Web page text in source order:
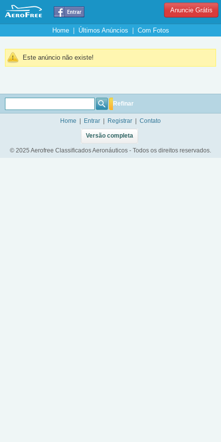
Anuncie Grátis
Home| Últimos Anúncios Com Fotos
Este anúncio não existe!
Refinar
Home Entrar Registrar Contato
Versão completa
© 2025 Aerofree Classificados Aeronáuticos - Todos os direitos reservados.